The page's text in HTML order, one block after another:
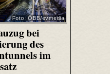
Foto: ÖBB/evmedia
bei
des
im